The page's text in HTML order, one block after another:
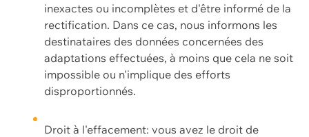
inexactes ou incomplètes et d'être informé de la
rectification. Dans ce cas, nous informons les
destinataires des données concernées des
adaptations effectuées, à moins que cela ne soit
impossible ou n'implique des efforts
disproportionnés.
Droit à l'effacement: vous avez le droit de